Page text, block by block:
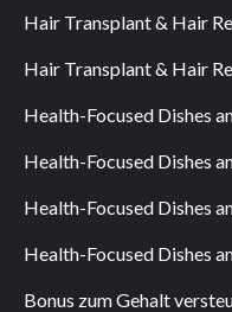
Hair Transplant & Hair
Hair Transplant & Hair
Health-Focused Dishes
Health-Focused Dishes
Health-Focused Dishes
Health-Focused Dishes
Bonus zum Gehalt